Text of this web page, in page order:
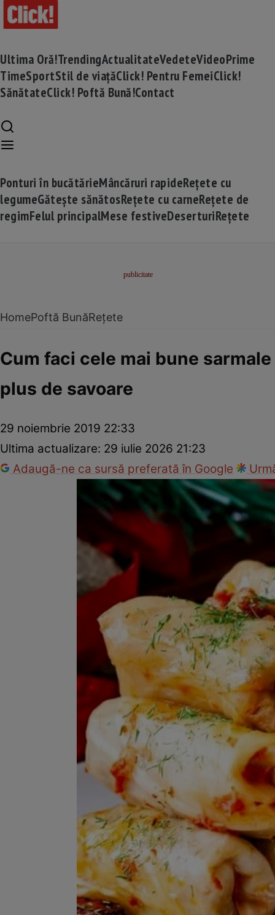
Ultima Oră!TrendingActualitateVedeteVideoPrime
TimeSportStil de viațăClick! Pentru FemeiClick!
SănătateClick! Poftă Bună!Contact
Ponturi în bucătărieMâncăruri rapideRețete cu
legumeGătește sănătosRețete cu carneRețete de
regimFelul principalMese festiveDeserturiRețete
HomePoftă BunăRețete
Cum faci cele mai bune
plus de savoare
29 noiembrie 2019 22:33
Ultima actualizare: 29 iulie 2026 21:23
Adaugă-ne ca sursă preferată în Google